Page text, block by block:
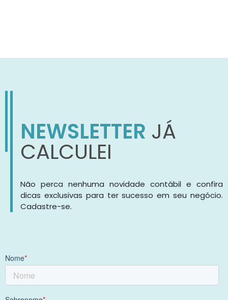
NEWSLETTER JÁ
CALCULEI
Não perca nenhuma novidade contábil e confira
dicas exclusivas para ter sucesso em seu negócio.
Cadastre-se.